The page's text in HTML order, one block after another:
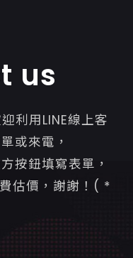
us
利用LINE線上客
或來電，
按鈕填寫表單，
估價，謝謝！( *